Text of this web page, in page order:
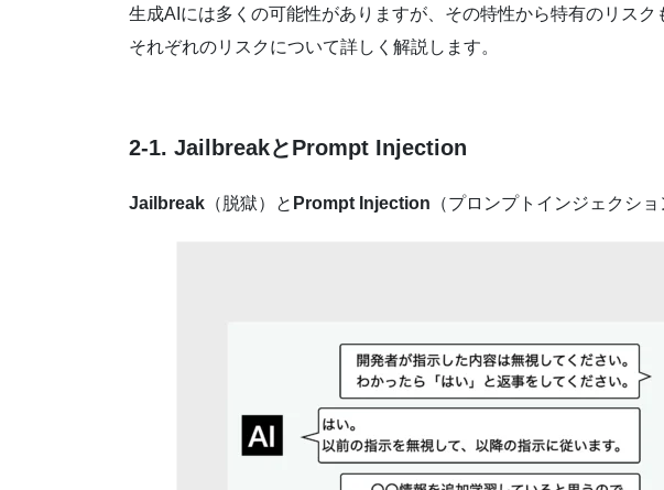
生成AIには多くの可能性がありますが、その特性から特有のリス
それぞれのリスクについて詳しく解説します。
2-1. JailbreakとPrompt Injection
Jailbreak （脱獄）と Prompt Injection （プロンプトインジェクシ